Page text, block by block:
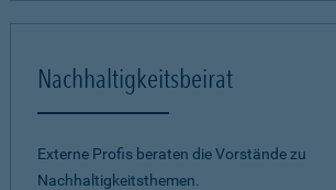
Nachhaltigkeitsbeirat
Externe Profis beraten die Vorstände zu
Nachhaltigkeitsthemen.